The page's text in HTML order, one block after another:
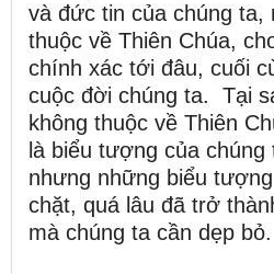
và đức tin của chúng ta,
thuộc về Thiên Chúa,
chính xác tới đâu, cuối
cuộc đời chúng ta. Tại
không thuộc về Thiên
là biểu tượng của
nhưng những biểu
chặt, quá lâu đã trở
mà chúng ta cần dẹp bỏ.